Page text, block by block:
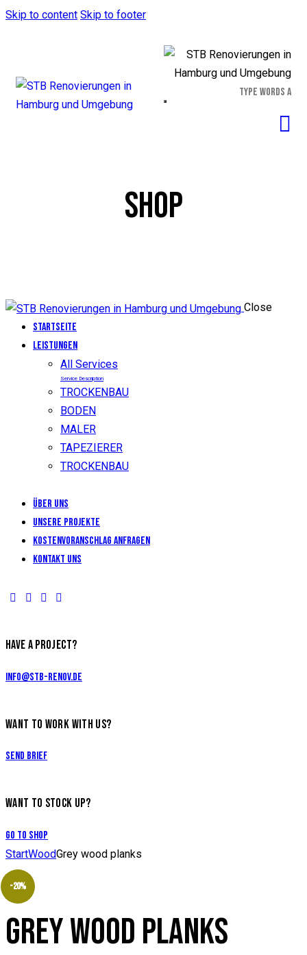
Skip to content Skip to footer
SHOP
Close
Startseite
LEISTUNGEN
All Services
Service Description
TROCKENBAU
BODEN
MALER
TAPEZIERER
TROCKENBAU
Über uns
Unsere Projekte
KOSTENVORANSCHLAG ANFRAGEN
Kontakt uns
HAVE A PROJECT?
info@stb-renov.de
WANT TO WORK WITH US?
Send Brief
WANT TO STOCK UP?
Go to Shop
StartWoodGrey wood planks
-20%
GREY WOOD PLANKS